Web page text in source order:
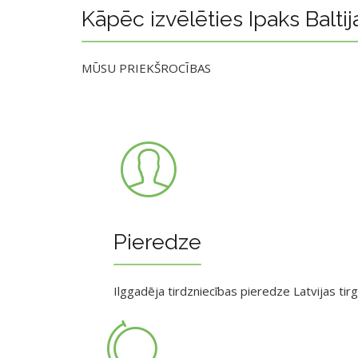
Kāpēc izvēlēties Ipaks
MŪSU PRIEKŠROCĪBAS
Pieredze
Ilggadēja tirdzniecības pieredze Latvijas